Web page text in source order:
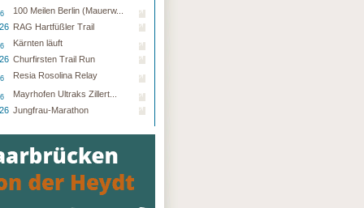
100 Meilen Berlin (Mauerw...
RAG Hartfüßler Trail
Kärnten läuft
Churfirsten Trail Run
Resia Rosolina Relay
Mayrhofen Ultraks Zillert...
Jungfrau-Marathon